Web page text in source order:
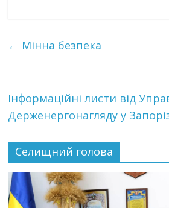
← Мінна безпека
Інформаційні листи від
Держенергонагляду у
Селищний голова